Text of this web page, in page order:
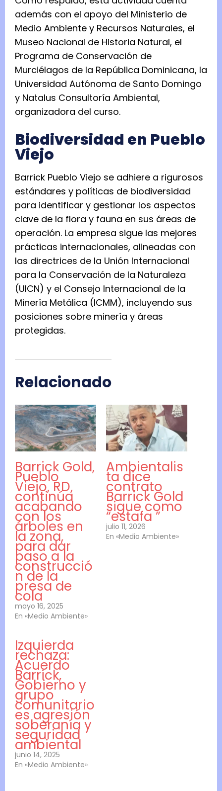
además con el apoyo del Ministerio de
Medio Ambiente y Recursos Naturales, el
Museo Nacional de Historia Natural, el
Programa de Conservación de
Murciélagos de la República Dominicana, la
Universidad Autónoma de Santo Domingo
y Natalus Consultoría Ambiental,
organizadora del curso.
Biodiversidad en Pueblo
Viejo
Barrick Pueblo Viejo se adhiere a rigurosos
estándares y políticas de biodiversidad
para identificar y gestionar los aspectos
clave de la flora y fauna en sus áreas de
operación. La empresa sigue las mejores
prácticas internacionales, alineadas con
las directrices de la Unión Internacional
para la Conservación de la Naturaleza
(UICN) y el Consejo Internacional de la
Minería Metálica (ICMM), incluyendo sus
posiciones sobre minería y áreas
protegidas.
Relacionado
Barrick Gold,
Pueblo
Viejo, RD,
continúa
acabando
con los
árboles en
la zona,
para dar
paso a la
construcció
n de la
presa de
cola
mayo 16, 2025
En «Medio Ambiente»
Ambientalis
ta dice
contrato
Barrick Gold
sigue como
“estafa ”
julio 11, 2026
En «Medio Ambiente»
Izquierda
rechaza:
Acuerdo
Barrick,
Gobierno y
grupo
comunitario
es agresión
soberanía y
seguridad
ambiental
junio 14, 2025
En «Medio Ambiente»